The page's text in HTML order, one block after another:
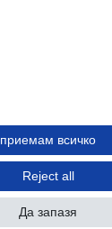
приемам всичко
Reject all
Да запазя